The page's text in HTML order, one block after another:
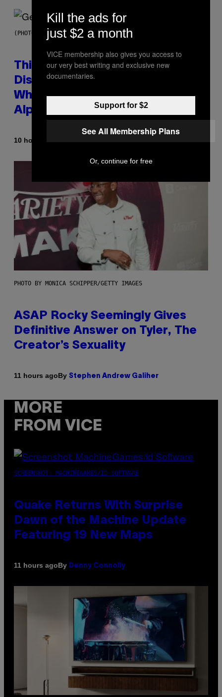
(PHOTO BY TAYLOR HILL/GETTY IMAGES)
This Researcher Accidentally
Discovered the New ‘Millennial
Whoop’ of Pop Music: The Gen
Alpha Melody
10 hours ago Lauren Boisvert
PHOTO BY MONICA SCHIPPER/GETTY IMAGES
ASAP Rocky Seemingly Gives
Definitive Answer on Tyler, The
Creator’s Sexuality
11 hours agoBy Stephen Andrew Galiher
MORE
FROM VICE
SCREENSHOT: MACHINEGAMES/ID SOFTWARE
Quake Returns With Surprise
Dawn of the Machine Update
Featuring 19 New Maps
11 hours agoBy Denny Connolly
Kill the ads for
just $2 a month
VICE membership also gives you access to
our very best writing and exclusive new
documentaries.
Support for $2
See All Membership Plans
Or, continue for free